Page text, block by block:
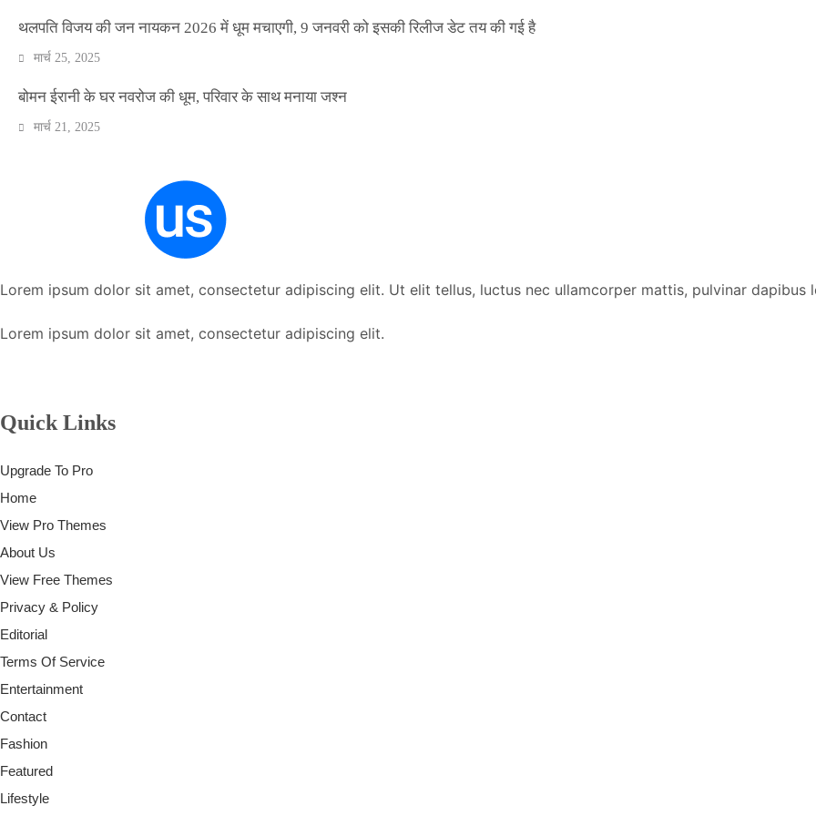
थलपति विजय की जन नायकन 2026 में धूम मचाएगी, 9 जनवरी को इसकी रिलीज डेट तय की गई है
मार्च 25, 2025
बोमन ईरानी के घर नवरोज की धूम, परिवार के साथ मनाया जश्न
मार्च 21, 2025
Lorem ipsum dolor sit amet, consectetur adipiscing elit. Ut elit tellus, luctus nec ullamcorper mattis, pulvinar dapibus
Lorem ipsum dolor sit amet, consectetur adipiscing elit.
Quick Links
Upgrade To Pro
Home
View Pro Themes
About Us
View Free Themes
Privacy & Policy
Editorial
Terms Of Service
Entertainment
Contact
Fashion
Featured
Lifestyle